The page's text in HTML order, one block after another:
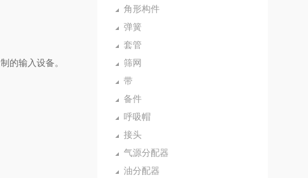
角形构件
弹簧
套管
筛网
带
备件
呼吸帽
接头
气源分配器
油分配器
的输入设备。